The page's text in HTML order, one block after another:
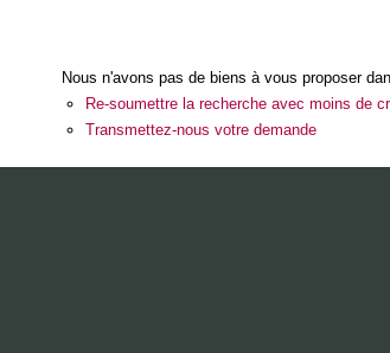
Nous n'avons pas de biens à vous proposer
Re-soumettre la recherche avec moins de
Transmettez-nous votre demande